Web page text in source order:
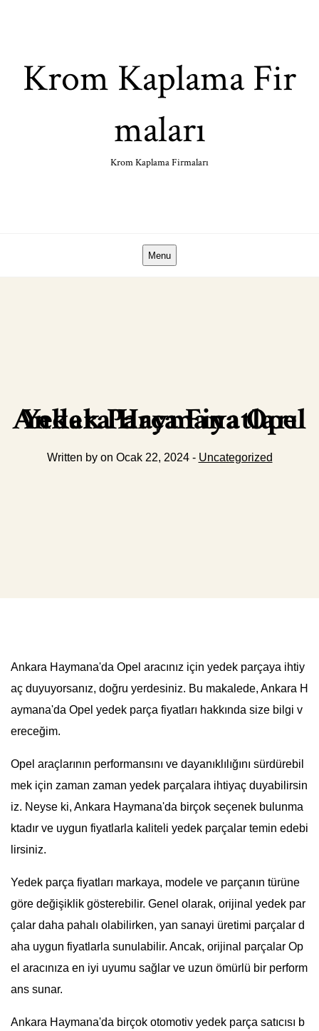
Krom Kaplama Fir
maları
Krom Kaplama Firmaları
Menu
Ankara Haymana Opel Yedek Parça Fiyatları
Written by on Ocak 22, 2024 - Uncategorized
Ankara Haymana'da Opel aracınız için yedek parçaya ihtiy
aç duyuyorsanız, doğru yerdesiniz. Bu makalede, Ankara H
aymana'da Opel yedek parça fiyatları hakkında size bilgi v
ereceğim.
Opel araçlarının performansını ve dayanıklılığını sürdürebil
mek için zaman zaman yedek parçalara ihtiyaç duyabilirsin
iz. Neyse ki, Ankara Haymana'da birçok seçenek bulunma
ktadır ve uygun fiyatlarla kaliteli yedek parçalar temin edebi
lirsiniz.
Yedek parça fiyatları markaya, modele ve parçanın türüne
göre değişiklik gösterebilir. Genel olarak, orijinal yedek par
çalar daha pahalı olabilirken, yan sanayi üretimi parçalar d
aha uygun fiyatlarla sunulabilir. Ancak, orijinal parçalar Op
el aracınıza en iyi uyumu sağlar ve uzun ömürlü bir perform
ans sunar.
Ankara Haymana'da birçok otomotiv yedek parça satıcısı b